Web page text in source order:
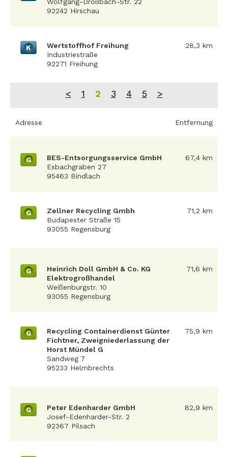
92242 Hirschau
K
Wertstoffhof Freihung
Industriestraße
92271 Freihung
28,3 km
< 1 2 3 4 5 >
Adresse Entfernung
G
BES-Entsorgungsservice GmbH
Esbachgraben 27
95463 Bindlach
67,4 km
G
Zellner Recycling Gmbh
Budapester Straße 15
93055 Regensburg
71,2 km
G
Heinrich Doll GmbH & Co. KG
Elektrogroßhandel
Weißenburgstr. 10
93055 Regensburg
71,6 km
G
Recycling Containerdienst Günter
Fichtner, Zweigniederlassung der
Horst Mündel G
Sandweg 7
95233 Helmbrechts
75,9 km
G
Peter Edenharder GmbH
Josef-Edenharder-Str. 2
92367 Pilsach
82,9 km